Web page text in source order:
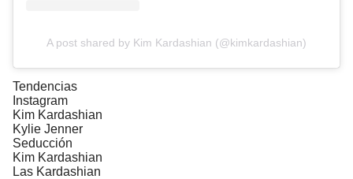
A post shared by Kim Kardashian (@kimkardashian)
Tendencias
Instagram
Kim Kardashian
Kylie Jenner
Seducción
Kim Kardashian
Las Kardashian